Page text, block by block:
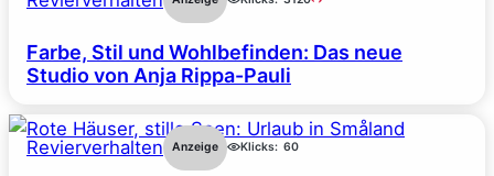
Farbe, Stil und Wohlbefinden: Das neue
Studio von Anja Rippa-Pauli
Revierverhalten Anzeige Klicks: 60